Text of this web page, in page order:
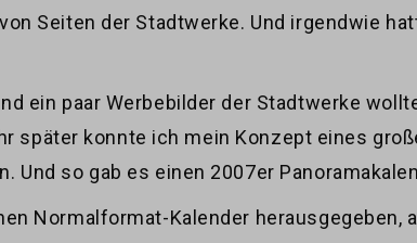
Seiten der Stadtwerke. Und irgendwie
ein paar Werbebilder der Stadtwerke
später konnte ich mein Konzept eines
Und so gab es einen 2007er
Normalformat-Kalender herausgegeben,